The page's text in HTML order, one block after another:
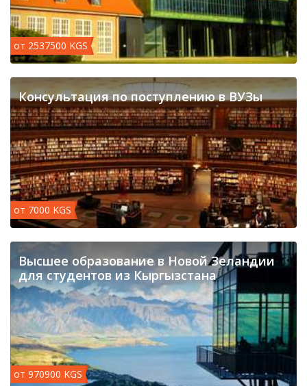
от 2537500 KGS
Консультация по поступлению в ВУЗы
от 7000 KGS
​Высшее образование в Новой Зеландии
для студентов из Кыргызстана
от 970900 KGS